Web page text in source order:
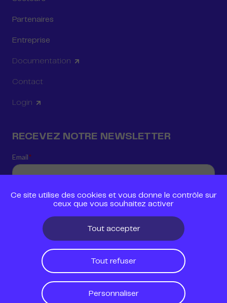
Partenaires
Entreprise
Documentation
Contact
Login
RECEVEZ NOTRE NEWSLETTER
Politique de confidentialité
Mentions légales
Gestion des cookies
Ce site utilise des cookies et vous donne le contrôle sur
ceux que vous souhaitez activer
Tout accepter
Tout refuser
Personnaliser